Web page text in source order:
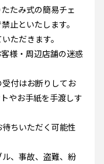
たみ式の簡易チェ
止といたします。
ただきます。
様・周辺店舗の迷惑
付はお断りしてお
やお手紙を手渡しす
ちいただく可能性
、事故、盗難、紛